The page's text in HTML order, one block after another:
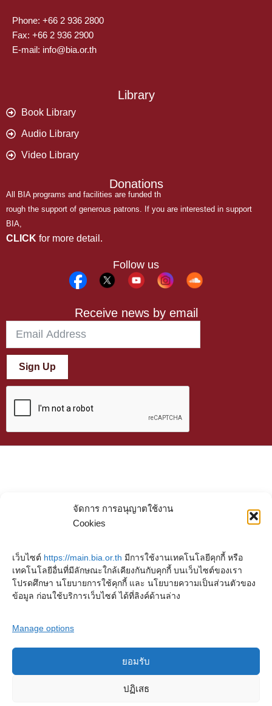
จัดการ การอนุญาตใช้งาน
Cookies
เว็บไซต์ https://main.bia.or.th มีการใช้งานเทคโนโลยีคุกกี้ หรือ
เทคโนโลยีอื่นที่มีลักษณะใกล้เคียงกันกับคุกกี้ บนเว็บไซต์ของเรา
โปรดศึกษา นโยบายการใช้คุกกี้ และ นโยบายความเป็นส่วนตัวของ
ข้อมูล ก่อนใช้บริการเว็บไซต์ ได้ที่ลิงค์ด้านล่าง
Manage options
ยอมรับ
ปฏิเสธ
Phone: +66 2 936 2800
Fax: +66 2 936 2900
E-mail: info@bia.or.th
Library
Book Library
Audio Library
Video Library
Donations
All BIA programs and facilities are funded th
rough the support of generous patrons. If you are interested in support
BIA,
CLICK for more detail.
Follow us
Receive news by email
Sign Up
Copyright © 2023. Buddhadasa Indapanno Archives